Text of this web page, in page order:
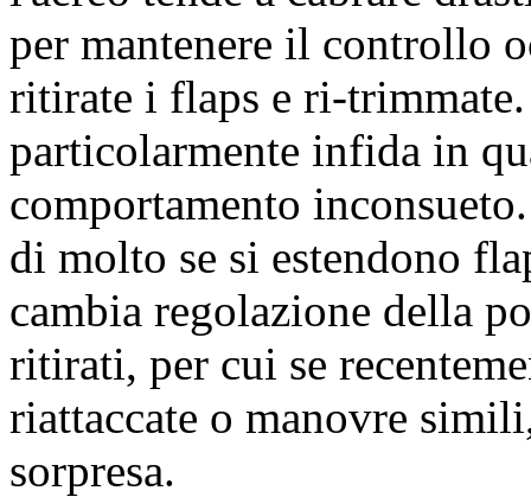
per mantenere il controllo
ritirate i flaps e ri-trimmate.
particolarmente infida in
comportamento
di molto se si estendono
cambia regolazione della
ritirati, per cui se
riattaccate o manovre
sorpresa.